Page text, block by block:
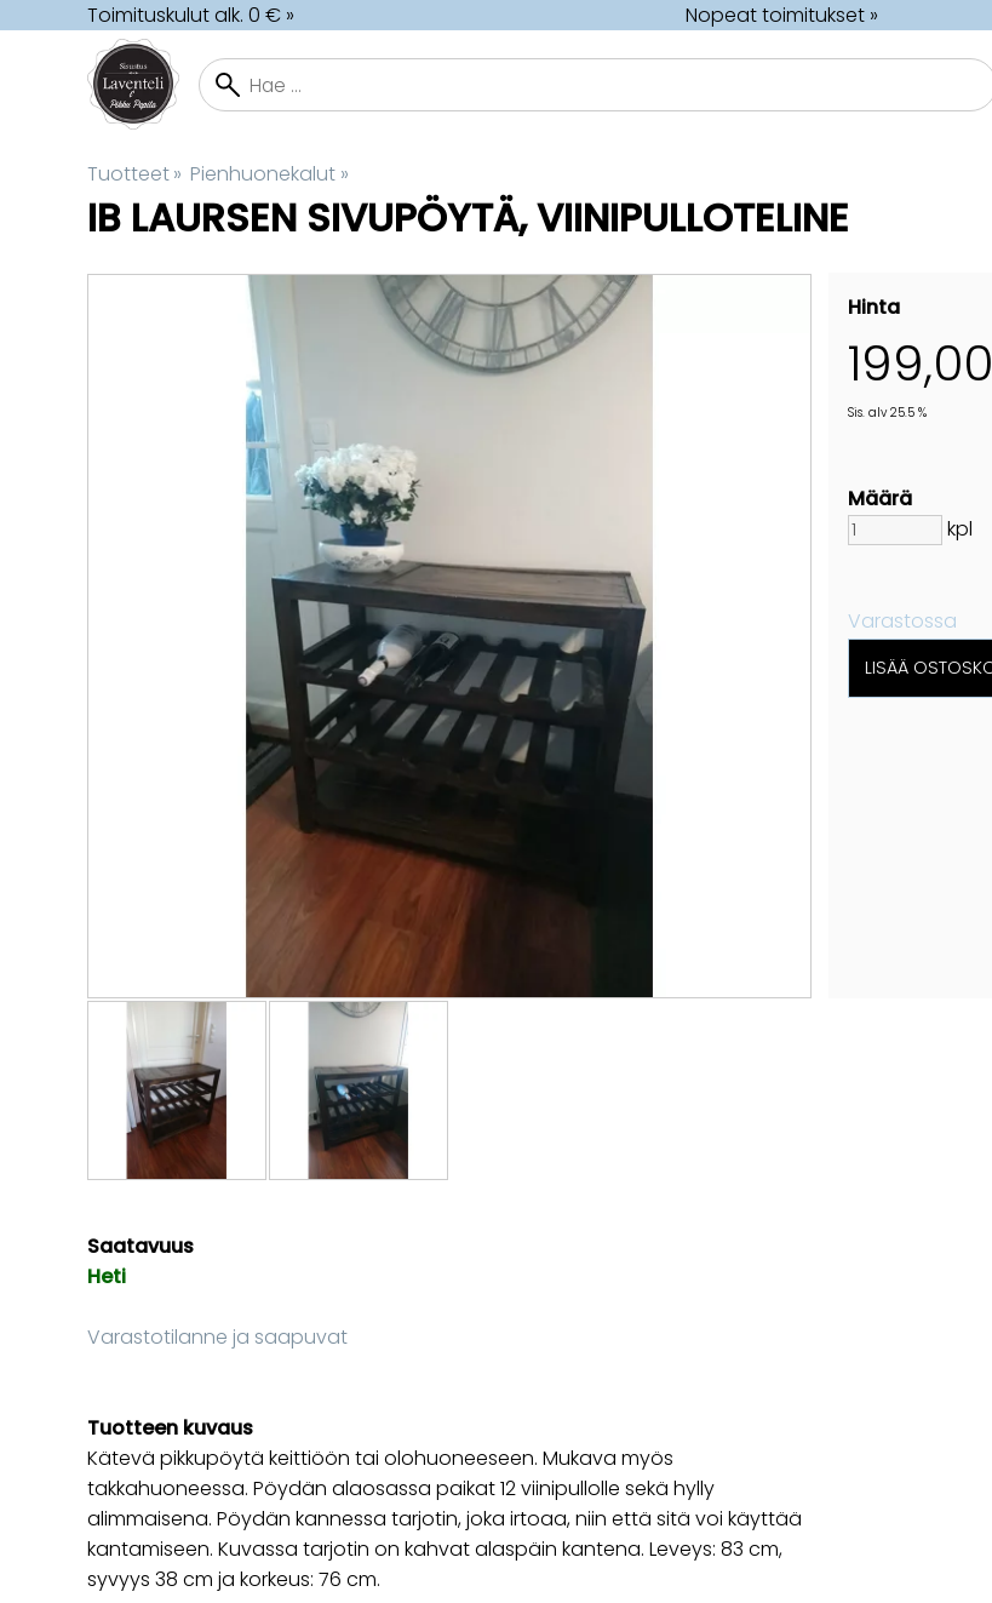
Toimituskulut alk. 0 € » Nopeat toimitukset »
Tuotteet‪» Pienhuonekalut ‪»
IB LAURSEN SIVUPÖYTÄ, VIINIPULLOTELINE
Hinta
199,00
Sis. alv 25.5 %
Määrä
kpl
Varastossa
Saatavuus
Heti
Varastotilanne ja saapuvat
Tuotteen kuvaus
Kätevä pikkupöytä keittiöön tai olohuoneeseen. Mukava myös
takkahuoneessa. Pöydän alaosassa paikat 12 viinipullolle sekä hylly
alimmaisena. Pöydän kannessa tarjotin, joka irtoaa, niin että sitä voi käyttää
kantamiseen. Kuvassa tarjotin on kahvat alaspäin kantena. Leveys: 83 cm,
syvyys 38 cm ja korkeus: 76 cm.